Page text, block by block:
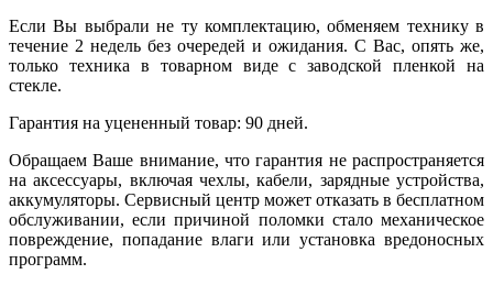
Если Вы выбрали не ту комплектацию, обменяем технику в
течение 2 недель без очередей и ожидания. С Вас, опять же,
только техника в товарном виде с заводской пленкой на
стекле.
Гарантия на уцененный товар: 90 дней.
Обращаем Ваше внимание, что гарантия не распространяется
на аксессуары, включая чехлы, кабели, зарядные устройства,
аккумуляторы. Сервисный центр может отказать в бесплатном
обслуживании, если причиной поломки стало механическое
повреждение, попадание влаги или установка вредоносных
программ.